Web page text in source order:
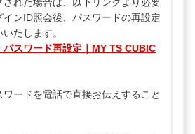
された場合は、以下リンクより必要
ンID照会後、パスワードの再設定
たします。
パスワード再設定｜MY TS CUBIC
ードを電話で直接お伝えすること